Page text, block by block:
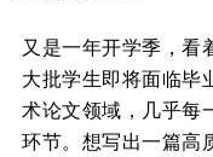
又是一年开学季，看
大批学生即将面临毕
术论文领域，几乎每
环节。想写出一篇高